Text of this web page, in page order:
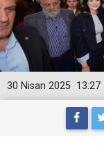
13:27
30 Nisan 2025